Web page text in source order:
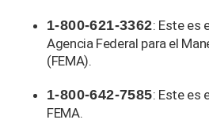
1-800-621-3362: Este es
Agencia Federal para el
(FEMA).
1-800-642-7585: Este es
FEMA.